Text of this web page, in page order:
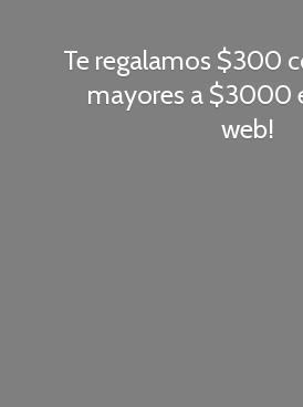
Te regalamos $300
mayores a $3000
web!